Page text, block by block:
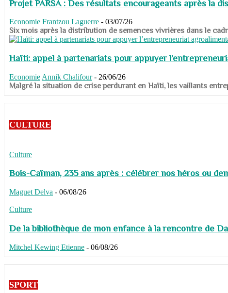
Projet PARSA : Des résultats encourageants après la
Economie Frantzou Laguerre - 03/07/26
​​​​​​​Six mois après la distribution de semences vivrières dans le
Haïti: appel à partenariats pour appuyer
Economie Annik Chalifour - 26/06/26
​​​​​​​Malgré la situation de crise perdurant en Haïti, les vaillants
CULTURE
Culture
Bois-Caïman, 235 ans après : célébrer nos héros ou
Maguet Delva - 06/08/26
Culture
De la bibliothèque de mon enfance à la rencontre de
Mitchel Kewing Etienne - 06/08/26
SPORT